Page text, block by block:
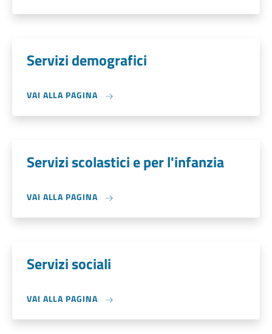
Servizi demografici
VAI ALLA PAGINA
Servizi scolastici e per l'infanzia
VAI ALLA PAGINA
Servizi sociali
VAI ALLA PAGINA